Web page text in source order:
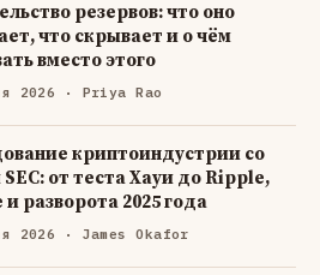
резервов: что оно
что скрывает и о чём
вместо этого
2026 · Priya Rao
криптоиндустрии со
от теста Хауи до Ripple,
и разворота 2025 года
2026 · James Okafor